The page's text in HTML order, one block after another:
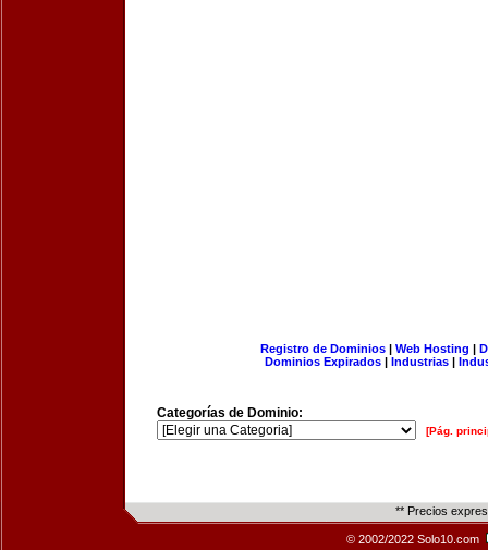
Registro de Dominios| Web Hosting |
Dominios Expirados | Industrias |
Categorías de Dominio:
[Pág.
** Precios
© 2002/2022 Solo10.com